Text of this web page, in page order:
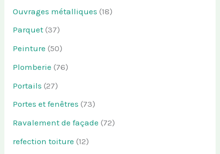
Ouvrages métalliques (18)
Parquet (37)
Peinture (50)
Plomberie (76)
Portails (27)
Portes et fenêtres (73)
Ravalement de façade (72)
refection toiture (12)